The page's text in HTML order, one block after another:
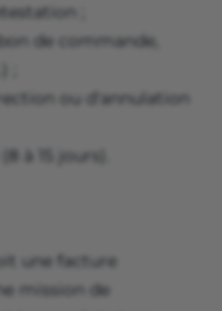
;
de commande,
ou d'annulation
à 15 jours).
une facture
mission de